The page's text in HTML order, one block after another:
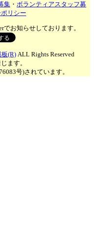
集 ・ボランティアスタッフ募
リシー
お知らせしております。
(R)ALL Rights Reserved
ます。
号)されています。